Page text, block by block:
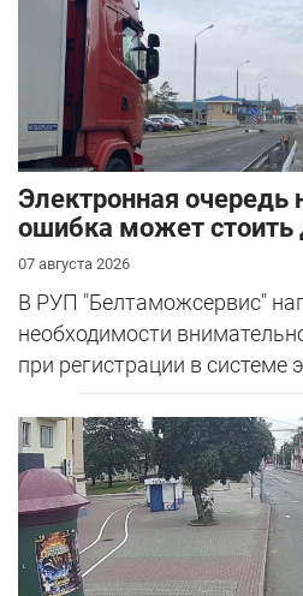
Электронная очередь
ошибка может стоить
07 августа 2026
В РУП "Белтаможсервис"
необходимости
при регистрации в системе